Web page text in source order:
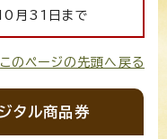
月31日まで
このページの先頭へ戻る
タル商品券